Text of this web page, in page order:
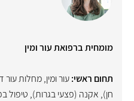
מומחית ברפואת עור ומין
תחום ראשי:עור ומין,מחלות עור
חן), אקנה (פצעי בגרות), טיפול